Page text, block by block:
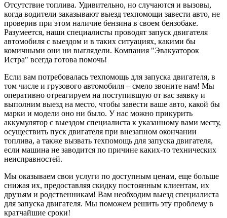
Отсутствие топлива. Удивительно, но случаются и вызовы,
когда водители заказывают выезд техпомощи завести авто, не
проверив при этом наличие бензина в своем бензобаке.
Разумеется, наши специалисты проводят запуск двигателя
автомобиля с выездом и в таких ситуациях, какими бы
комичными они ни выглядели. Компания "Эвакуаторок
Истра" всегда готова помочь!
Если вам потребовалась техпомощь для запуска двигателя, в
том числе и грузового автомобиля – смело звоните нам! Мы
оперативно отреагируем на поступившую от вас заявку и
выполним выезд на место, чтобы завести ваше авто, какой бы
марки и модели оно ни было. У нас можно прикурить
аккумулятор с выездом специалиста к указанному вами месту,
осуществить пуск двигателя при внезапном окончании
топлива, а также вызвать техпомощь для запуска двигателя,
если машина не заводится по причине каких-то технических
неисправностей.
Мы оказываем свои услуги по доступным ценам, еще больше
снижая их, предоставляя скидку постоянным клиентам, их
друзьям и родственникам! Вам необходим выезд специалиста
для запуска двигателя. Мы поможем решить эту проблему в
кратчайшие сроки!